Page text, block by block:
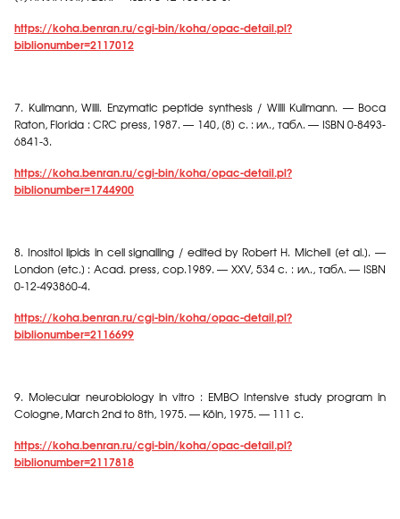
https://koha.benran.ru/cgi-bin/koha/opac-detail.pl?
biblionumber=2117012
7.
Kullmann, Willi. Enzymatic peptide synthesis / Willi Kullmann. — Boca
Raton, Florida : CRC press, 1987. — 140, [8] с. :ил., табл. — ISBN 0-8493-
6841-3.
https://koha.benran.ru/cgi-bin/koha/opac-detail.pl?
biblionumber=1744900
8.
Inositol lipids in cell signalling / edited by Robert H. Michell [et al.]. —
London [etc.] : Acad. press, cop.1989. — XXV, 534 c. : ил., табл. — ISBN
0-12-493860-4.
https://koha.benran.ru/cgi-bin/koha/opac-detail.pl?
biblionumber=2116699
9. Molecular neurobiology in vitro : EMBO Intensive study program in
Cologne, March 2nd to 8th, 1975. — Köln, 1975. — 111 c.
https://koha.benran.ru/cgi-bin/koha/opac-detail.pl?
biblionumber=2117818